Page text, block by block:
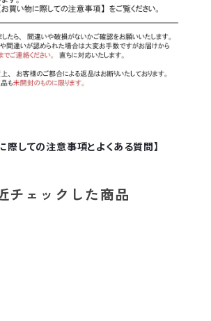
際しての注意事項とよくある質問】
チェックした商品